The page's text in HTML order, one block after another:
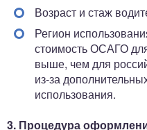
Возраст и стаж
Регион
стоимость ОСАГО
выше, чем для
из-за
использования.
3. Процедура